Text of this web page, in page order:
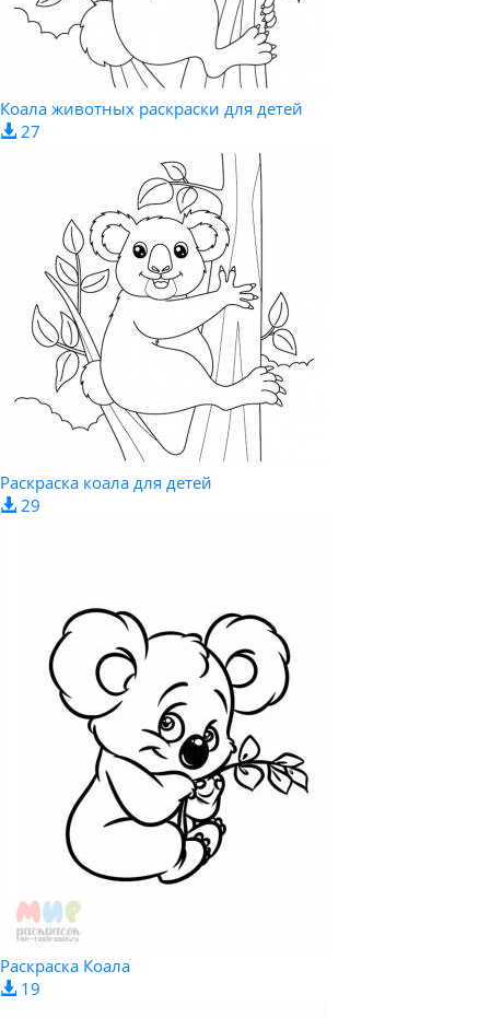
Коала животных раскраски для детей
27
Раскраска коала для детей
29
Раскраска Коала
19